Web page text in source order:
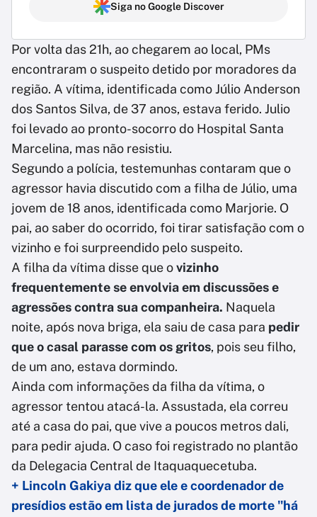
Siga no Google Discover
Por volta das 21h, ao chegarem ao local, PMs
encontraram o suspeito detido por moradores da
região. A vítima, identificada como Júlio Anderson
dos Santos Silva, de 37 anos, estava ferido. Julio
foi levado ao pronto-socorro do Hospital Santa
Marcelina, mas não resistiu.
Segundo a polícia, testemunhas contaram que o
agressor havia discutido com a filha de Júlio, uma
jovem de 18 anos, identificada como Marjorie. O
pai, ao saber do ocorrido, foi tirar satisfação com o
vizinho e foi surpreendido pelo suspeito.
A filha da vítima disse que ovizinho
frequentemente se envolvia em discussões e
agressões contra sua companheira. Naquela
noite, após nova briga, ela saiu de casa para pedir
que o casal parasse com os gritos, pois seu filho,
de um ano, estava dormindo.
Ainda com informações da filha da vítima, o
agressor tentou atacá-la. Assustada, ela correu
até a casa do pai, que vive a poucos metros dali,
para pedir ajuda. O caso foi registrado no plantão
da Delegacia Central de Itaquaquecetuba.
+ Lincoln Gakiya diz que ele e coordenador de
presídios estão em lista de jurados de morte "há